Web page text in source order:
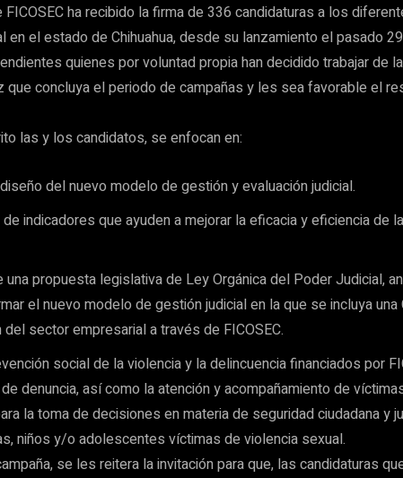
ha recibido la firma de 336 candidaturas a los
el estado de Chihuahua, desde su lanzamiento el pasado
quienes por voluntad propia han decidido trabajar de
que concluya el periodo de campañas y les sea favorable el
las y los candidatos, se enfocan en:
del nuevo modelo de gestión y evaluación judicial.
indicadores que ayuden a mejorar la eficacia y eficiencia de la
una propuesta legislativa de Ley Orgánica del Poder Judicial,
el nuevo modelo de gestión judicial en la que se incluya una
sector empresarial a través de FICOSEC.
social de la violencia y la delincuencia financiados por
denuncia, así como la atención y acompañamiento de
la toma de decisiones en materia de seguridad ciudadana y
niños y/o adolescentes víctimas de violencia sexual.
se les reitera la invitación para que, las candidaturas